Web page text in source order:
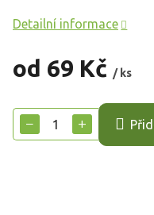
od 69 Kč / ks
cena:
+
−
Detailní informace